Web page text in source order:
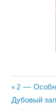
Previous
Post:
2 —
Дубовый зал